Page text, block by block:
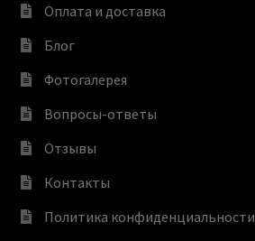
Оплата и доставка
Блог
Фотогалерея
Вопросы-ответы
Отзывы
Контакты
Политика конфиденциальности